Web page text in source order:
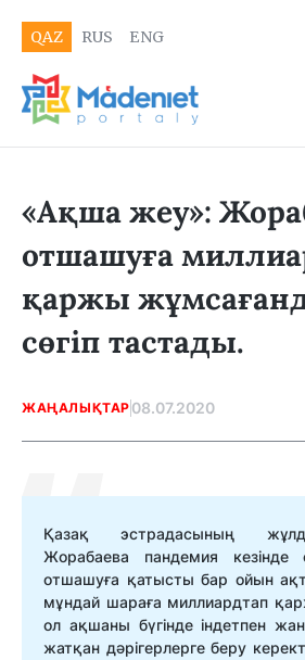
QAZ RUS ENG
«Ақша жеу»:
отшашуға
қаржы
сөгіп тастады.
ЖАҢАЛЫҚТАР 08.07.2020
Қазақ эстрадасының
Жорабаева пандемия кезінде
отшашуға қатысты бар ойын
мұндай шараға миллиардтап
ол ақшаны бүгінде індетпен
жатқан дәрігерлерге беру